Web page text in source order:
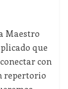
Maestro
que
con
repertorio